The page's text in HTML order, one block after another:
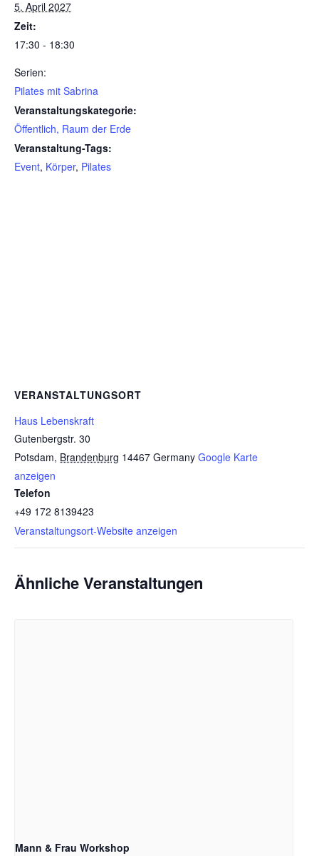
5. April 2027
Zeit:
17:30 - 18:30
Serien:
Pilates mit Sabrina
Veranstaltungskategorie:
Öffentlich, Raum der Erde
Veranstaltung-Tags:
Event, Körper, Pilates
VERANSTALTUNGSORT
Haus Lebenskraft
Gutenbergstr. 30
Potsdam, Brandenburg 14467 Germany Google Karte
anzeigen
Telefon
+49 172 8139423
Veranstaltungsort-Website anzeigen
Ähnliche Veranstaltungen
Mann & Frau Workshop